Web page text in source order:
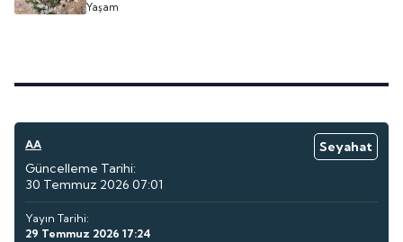
Yaşam
AA
Seyahat
Güncelleme Tarihi:
30 Temmuz 2026 07:01
Yayın Tarihi:
29 Temmuz 2026 17:24